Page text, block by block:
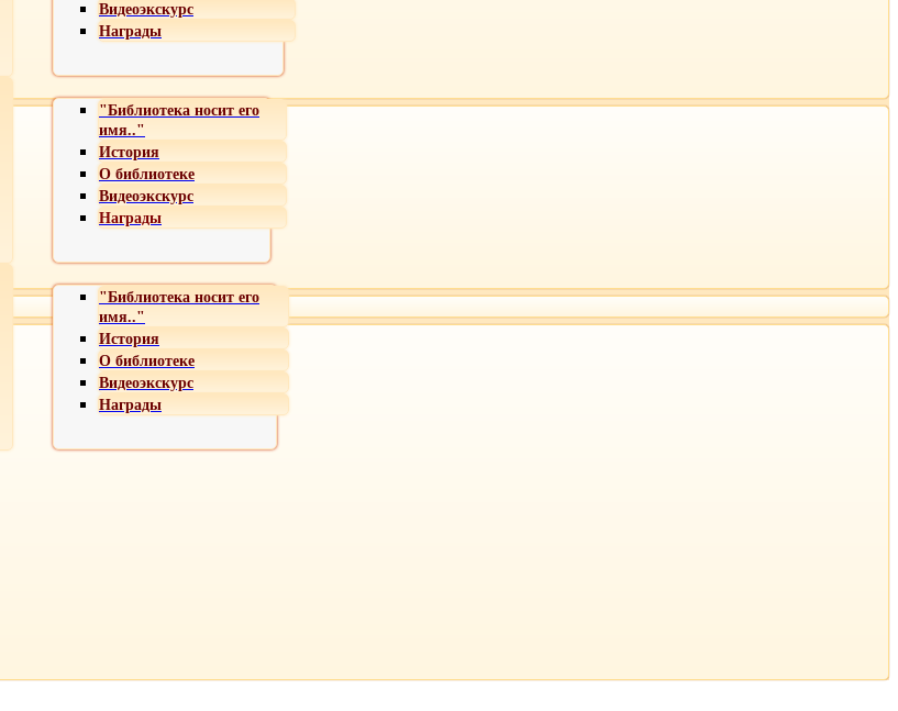
Видеоэкскурс
Награды
"Библиотека носит его
имя.."
История
О библиотеке
Видеоэкскурс
Награды
"Библиотека носит его
имя.."
История
О библиотеке
Видеоэкскурс
Награды